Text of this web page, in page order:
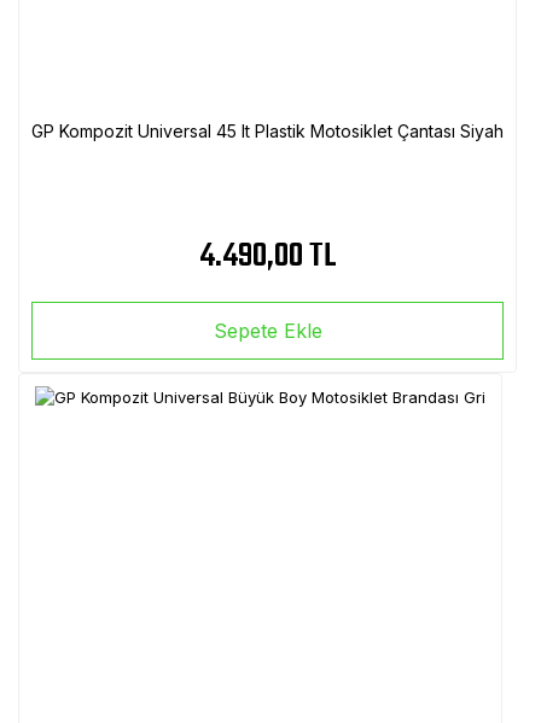
GP Kompozit Universal 45 lt Plastik Motosiklet Çantası Siyah
4.490,00 TL
Sepete Ekle